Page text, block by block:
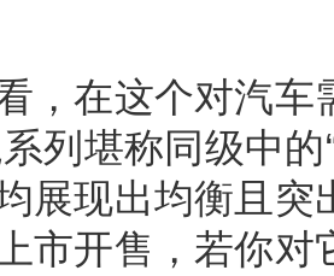
在这个对汽车
列堪称同级中
展现出均衡且突
市开售，若你对